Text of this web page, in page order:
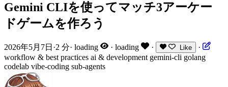
Gemini CLIを使ってマッチ3アーケー
ドゲームを作ろう
2026年5月7日 ·2 分· loading · loading · Like
·
workflow & best practices ai & development gemini-cli golang
codelab vibe-coding sub-agents